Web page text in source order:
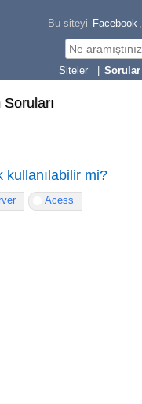
Bu siteyi Facebook ,
Sorular
Soruları
kullanılabilir mi?
Acess